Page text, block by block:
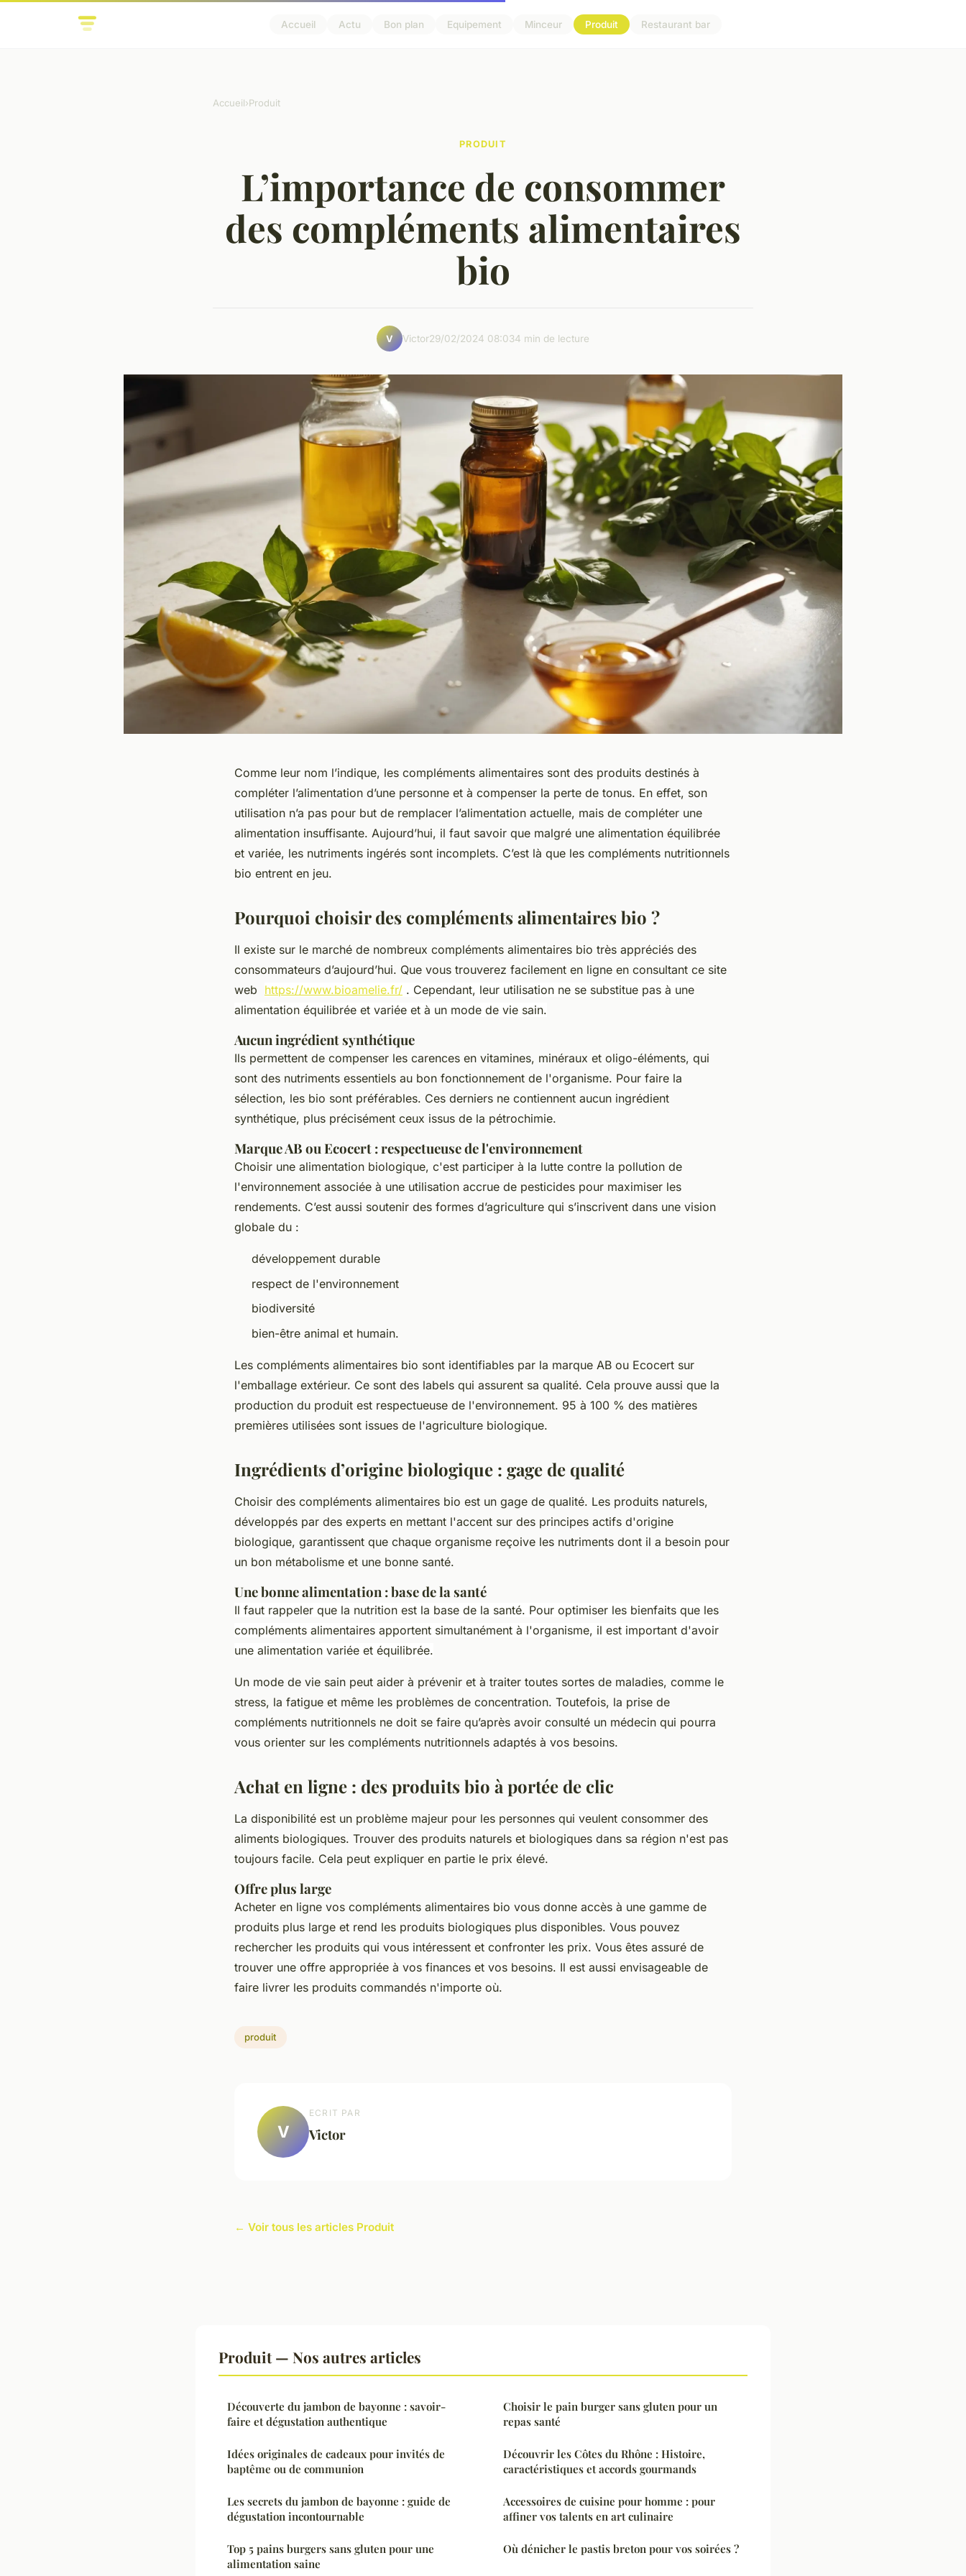
Accueil Actu Bon plan Equipement Minceur Produit Restaurant bar
Accueil›Produit
PRODUIT
L’importance de consommer
des compléments alimentaires
bio
V Victor29/02/2024 08:034 min de lecture
Comme leur nom l’indique, les compléments alimentaires sont des produits destinés à
compléter l’alimentation d’une personne et à compenser la perte de tonus. En effet, son
utilisation n’a pas pour but de remplacer l’alimentation actuelle, mais de compléter une
alimentation insuffisante. Aujourd’hui, il faut savoir que malgré une alimentation équilibrée
et variée, les nutriments ingérés sont incomplets. C’est là que les compléments nutritionnels
bio entrent en jeu.
Pourquoi choisir des compléments alimentaires bio ?
Il existe sur le marché de nombreux compléments alimentaires bio très appréciés des
consommateurs d’aujourd’hui. Que vous trouverez facilement en ligne en consultant ce site
web https://www.bioamelie.fr/ . Cependant, leur utilisation ne se substitue pas à une
alimentation équilibrée et variée et à un mode de vie sain.
Aucun ingrédient synthétique
Ils permettent de compenser les carences en vitamines, minéraux et oligo-éléments, qui
sont des nutriments essentiels au bon fonctionnement de l'organisme. Pour faire la
sélection, les bio sont préférables. Ces derniers ne contiennent aucun ingrédient
synthétique, plus précisément ceux issus de la pétrochimie.
Marque AB ou Ecocert : respectueuse de l'environnement
Choisir une alimentation biologique, c'est participer à la lutte contre la pollution de
l'environnement associée à une utilisation accrue de pesticides pour maximiser les
rendements. C’est aussi soutenir des formes d’agriculture qui s’inscrivent dans une vision
globale du :
développement durable
respect de l'environnement
biodiversité
bien-être animal et humain.
Les compléments alimentaires bio sont identifiables par la marque AB ou Ecocert sur
l'emballage extérieur. Ce sont des labels qui assurent sa qualité. Cela prouve aussi que la
production du produit est respectueuse de l'environnement. 95 à 100 % des matières
premières utilisées sont issues de l'agriculture biologique.
Ingrédients d’origine biologique : gage de qualité
Choisir des compléments alimentaires bio est un gage de qualité. Les produits naturels,
développés par des experts en mettant l'accent sur des principes actifs d'origine
biologique, garantissent que chaque organisme reçoive les nutriments dont il a besoin pour
un bon métabolisme et une bonne santé.
Une bonne alimentation : base de la santé
Il faut rappeler que la nutrition est la base de la santé. Pour optimiser les bienfaits que les
compléments alimentaires apportent simultanément à l'organisme, il est important d'avoir
une alimentation variée et équilibrée.
Un mode de vie sain peut aider à prévenir et à traiter toutes sortes de maladies, comme le
stress, la fatigue et même les problèmes de concentration. Toutefois, la prise de
compléments nutritionnels ne doit se faire qu’après avoir consulté un médecin qui pourra
vous orienter sur les compléments nutritionnels adaptés à vos besoins.
Achat en ligne : des produits bio à portée de clic
La disponibilité est un problème majeur pour les personnes qui veulent consommer des
aliments biologiques. Trouver des produits naturels et biologiques dans sa région n'est pas
toujours facile. Cela peut expliquer en partie le prix élevé.
Offre plus large
Acheter en ligne vos compléments alimentaires bio vous donne accès à une gamme de
produits plus large et rend les produits biologiques plus disponibles. Vous pouvez
rechercher les produits qui vous intéressent et confronter les prix. Vous êtes assuré de
trouver une offre appropriée à vos finances et vos besoins. Il est aussi envisageable de
faire livrer les produits commandés n'importe où.
produit
V
ECRIT PAR
Victor
← Voir tous les articles Produit
Produit — Nos autres articles
Découverte du jambon de bayonne : savoir-
faire et dégustation authentique
Idées originales de cadeaux pour invités de
baptême ou de communion
Les secrets du jambon de bayonne : guide de
dégustation incontournable
Top 5 pains burgers sans gluten pour une
alimentation saine
Choisir le pain burger sans gluten pour un
repas santé
Découvrir les Côtes du Rhône : Histoire,
caractéristiques et accords gourmands
Accessoires de cuisine pour homme : pour
affiner vos talents en art culinaire
Où dénicher le pastis breton pour vos soirées ?